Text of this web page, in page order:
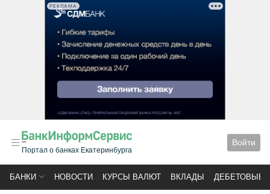
РЕКЛАМА
Портал о банках Екатеринбурга
Войти
БАНКИ НОВОСТИ КУРСЫ ВАЛЮТ ВКЛАДЫ ДЕБЕТОВЫЕ